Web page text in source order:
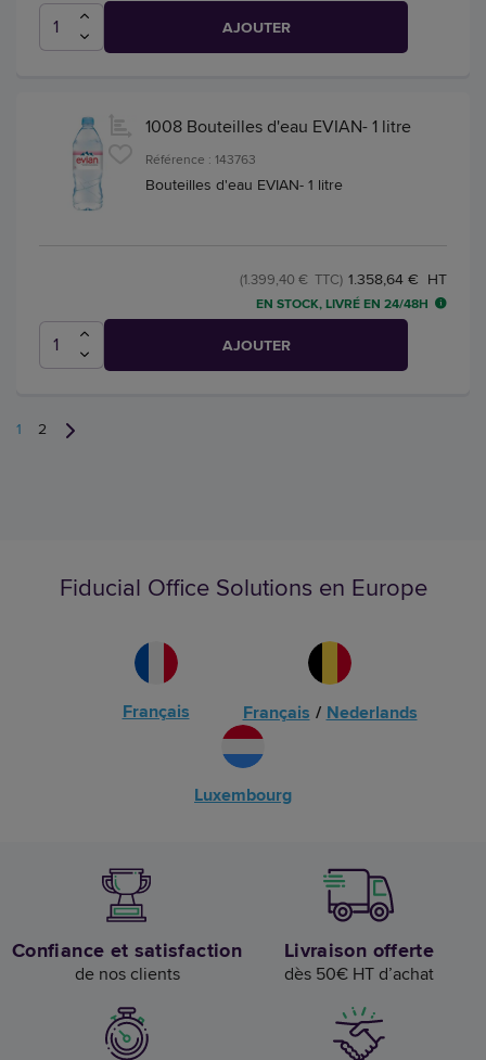
AJOUTER
1008 Bouteilles d'eau EVIAN- 1 litre
Référence : 143763
Bouteilles d'eau EVIAN- 1 litre
1.358,64 € HT
(1.399,40 € TTC)
EN STOCK, LIVRÉ EN 24/48H
AJOUTER
1 2
Fiducial Office Solutions en Europe
Français Français / Nederlands
Luxembourg
Confiance et satisfaction
de nos clients
Livraison offerte
dès 50€ HT d’achat